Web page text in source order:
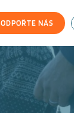
NÁS